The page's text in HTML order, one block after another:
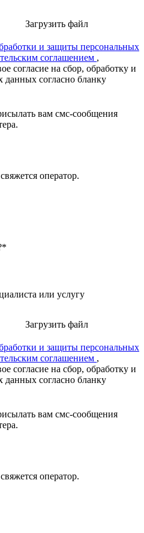
Загрузить файл
и защиты персональных
соглашением ,
согласие на сбор, обработку и
данных согласно бланку
вам смс-сообщения
оператор.
или услугу
Загрузить файл
и защиты персональных
соглашением ,
согласие на сбор, обработку и
данных согласно бланку
вам смс-сообщения
оператор.